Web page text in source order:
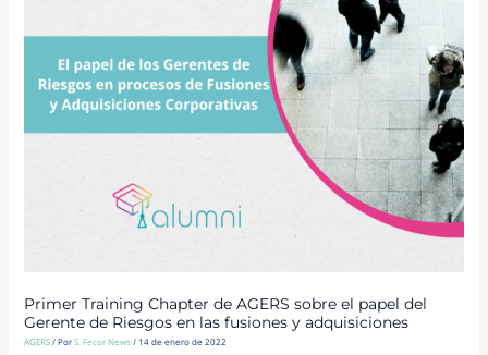
Primer Training Chapter de AGERS sobre el papel del
Gerente de Riesgos en las fusiones y adquisiciones
AGERS/ PorS. Fecor News/ 14 de enero de 2022
AGERS
EL
PAPEL
DEL
GERENTE
DE
RIESGOS
ADQUISICIONES